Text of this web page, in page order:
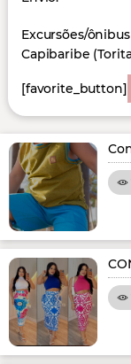
Excursões/
Capibaribe
[favorite_button]